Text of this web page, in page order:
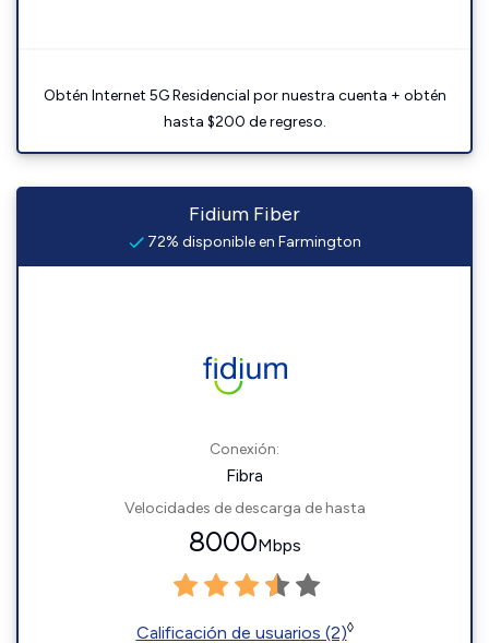
Obtén Internet 5G Residencial por nuestra cuenta + obtén
hasta $200 de regreso.
Fidium Fiber
72% disponible en Farmington
Conexión:
Fibra
Velocidades de descarga de hasta
8000Mbps
Calificación de usuarios (2)◊